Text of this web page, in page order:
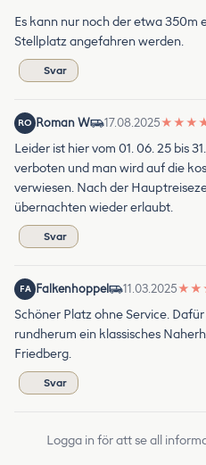
Es kann nur noch der etwa
Stellplatz angefahren werden.
Svar
RO Roman W 17.08.2025★ ★ ★
Leider ist hier vom 01. 06. 25 bis
verboten und man wird auf die
verwiesen. Nach der
übernachten wieder erlaubt.
Svar
FA Falkenhoppel 11.03.2025★ ★
Schöner Platz ohne Service.
rundherum ein klassisches
Friedberg.
Svar
Logga in för att se all